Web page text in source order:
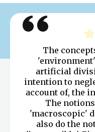
The
artificial
intention to
account of, the
The
'macroscopic'
also do the